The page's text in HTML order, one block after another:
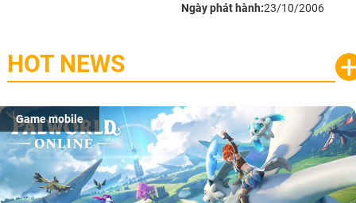
Ngày phát hành:23/10/2006
HOT NEWS
Game mobile